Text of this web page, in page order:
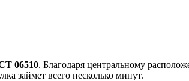
06510. Благодаря центральному
займет всего несколько минут.